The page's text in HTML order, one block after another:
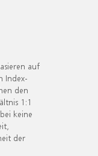
auf
Index-
den
1:1
keine
der